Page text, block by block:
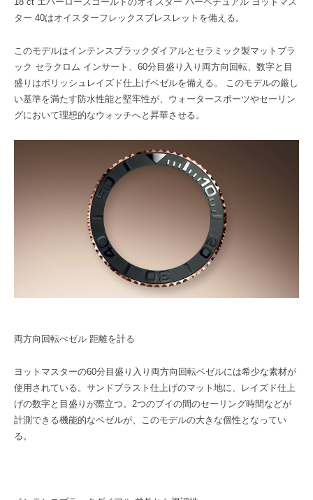
ター 40はオイスターフレックスブレスレットを備える。
このモデルはインテンスブラックダイアルとセラミック製マットブラ
ック セラクロム インサート、60分目盛り入り両方向回転、数字と目
盛りはポリッシュレイズド仕上げベゼルを備える。 このモデルの厳し
い基準を満たす防水性能と堅牢性が、ウォータースポーツやセーリン
グにおいて理想的なウォッチへと昇華させる。
両方向回転べゼル 距離を計る
ヨットマスターの60分目盛り入り両方向回転ベゼルには希少な素材が
使用されている。サンドブラスト仕上げのマット地に、レイズド仕上
げの数字と目盛りが際立つ。2つのブイの間のセーリング時間などが
計測できる機能的なベゼルが、このモデルの大きな個性となってい
る。